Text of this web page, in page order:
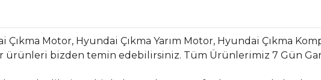
Motor, Hyundai Çıkma Yarım Motor, Hyundai Çıkma
ürünleri bizden temin edebilirsiniz. Tüm Ürünlerimiz 7 Gün